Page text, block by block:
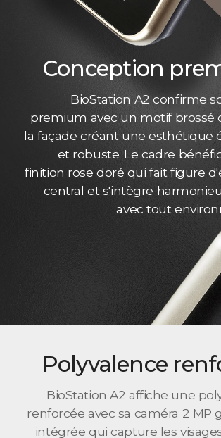
Conception
BioStation A2 confirme
premium avec un motif brossé
la façade créant une esthétique
et robuste. Le cadre
finition rose doré qui fait figure
central et s'intègre
avec tout
Polyvalence
BioStation A2 affiche une
renforcée avec sa caméra 2 MP
intégrée qui capture les